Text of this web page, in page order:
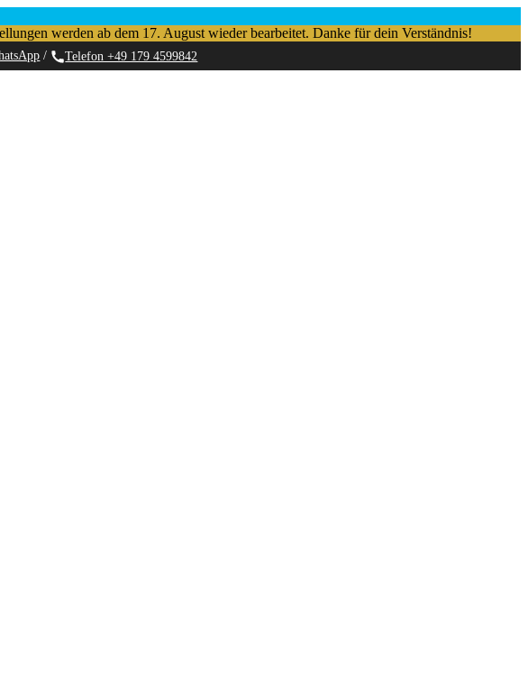
werden ab dem 17. August wieder bearbeitet. Danke für dein Verständnis!
/ Telefon +49 179 4599842